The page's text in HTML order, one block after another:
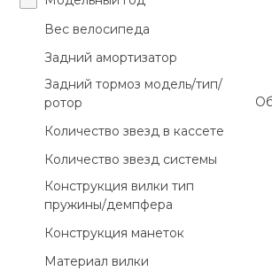
оборудование
Вес велосипеда
Задний амортизатор
Задний тормоз модель/тип/
ротор
Количество звезд в кассете
Количество звезд системы
Конструкция вилки тип
пружины/демпфера
Конструкция манеток
Материал вилки